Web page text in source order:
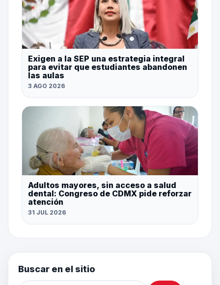
Exigen a la SEP una estrategia integral
para evitar que estudiantes abandonen
las aulas
3 AGO 2026
Adultos mayores, sin acceso a salud
dental: Congreso de CDMX pide reforzar
atención
31 JUL 2026
Buscar en el sitio